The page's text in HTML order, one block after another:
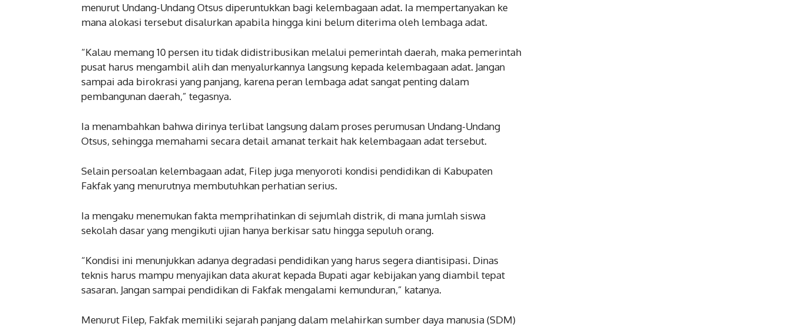
menurut Undang-Undang Otsus diperuntukkan bagi kelembagaan adat. Ia mempertanyakan ke
mana alokasi tersebut disalurkan apabila hingga kini belum diterima oleh lembaga adat.
“Kalau memang 10 persen itu tidak didistribusikan melalui pemerintah daerah, maka pemerintah
pusat harus mengambil alih dan menyalurkannya langsung kepada kelembagaan adat. Jangan
sampai ada birokrasi yang panjang, karena peran lembaga adat sangat penting dalam
pembangunan daerah,” tegasnya.
Ia menambahkan bahwa dirinya terlibat langsung dalam proses perumusan Undang-Undang
Otsus, sehingga memahami secara detail amanat terkait hak kelembagaan adat tersebut.
Selain persoalan kelembagaan adat, Filep juga menyoroti kondisi pendidikan di Kabupaten
Fakfak yang menurutnya membutuhkan perhatian serius.
Ia mengaku menemukan fakta memprihatinkan di sejumlah distrik, di mana jumlah siswa
sekolah dasar yang mengikuti ujian hanya berkisar satu hingga sepuluh orang.
“Kondisi ini menunjukkan adanya degradasi pendidikan yang harus segera diantisipasi. Dinas
teknis harus mampu menyajikan data akurat kepada Bupati agar kebijakan yang diambil tepat
sasaran. Jangan sampai pendidikan di Fakfak mengalami kemunduran,” katanya.
Menurut Filep, Fakfak memiliki sejarah panjang dalam melahirkan sumber daya manusia (SDM)